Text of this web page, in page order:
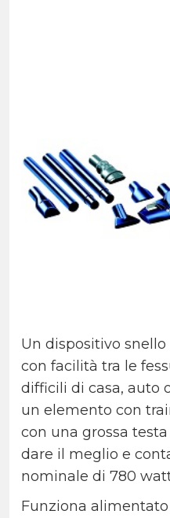
Un dispositivo
con facilità tra le
difficili di casa, auto
un elemento con
con una grossa
dare il meglio e
nominale di 780
Funziona